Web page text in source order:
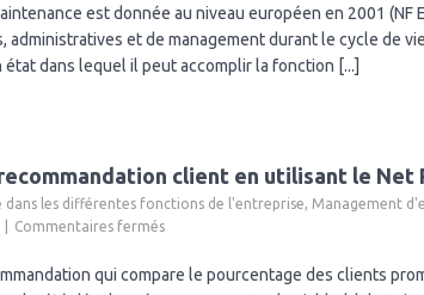
est donnée au niveau européen en 2001 (NF
et de management durant le cycle de
dans lequel il peut accomplir la fonction [...]
client en utilisant le Net
dans les différentes fonctions de l'entreprise, Management
Commentaires ferméssur
la
qui compare le pourcentage des clients